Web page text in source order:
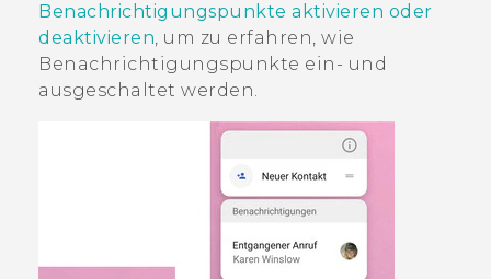
Benachrichtigungspunkte aktivieren oder
deaktivieren, um zu erfahren, wie
Benachrichtigungspunkte ein- und
ausgeschaltet werden.